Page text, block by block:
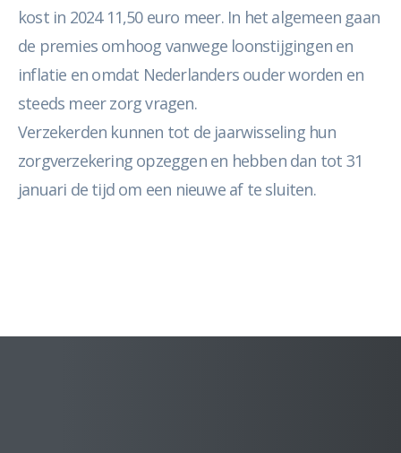
kost in 2024 11,50 euro meer. In het algemeen gaan
de premies omhoog vanwege loonstijgingen en
inflatie en omdat Nederlanders ouder worden en
steeds meer zorg vragen.
Verzekerden kunnen tot de jaarwisseling hun
zorgverzekering opzeggen en hebben dan tot 31
januari de tijd om een nieuwe af te sluiten.